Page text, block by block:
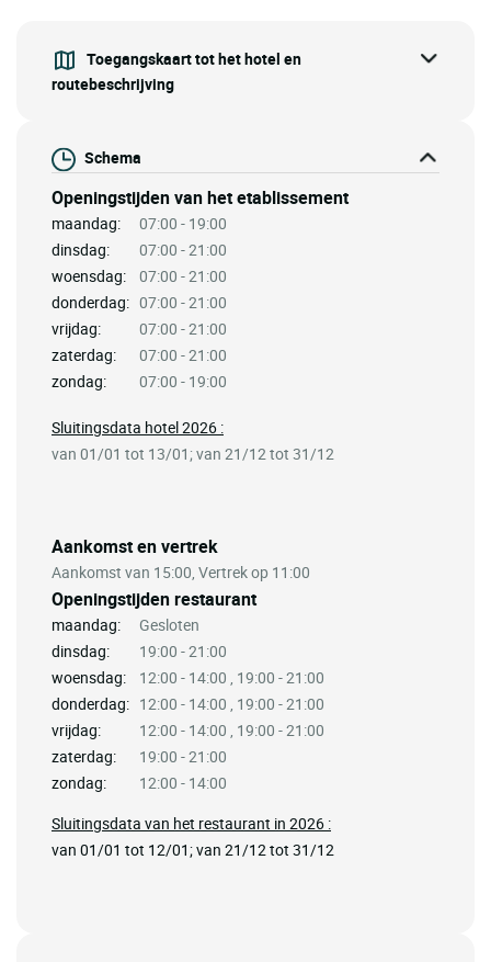
Toegangskaart tot het hotel en
routebeschrijving
Schema
Openingstijden van het etablissement
maandag:
07:00 - 19:00
dinsdag:
07:00 - 21:00
woensdag:
07:00 - 21:00
donderdag: 07:00 - 21:00
vrijdag:
07:00 - 21:00
zaterdag:
07:00 - 21:00
zondag:
07:00 - 19:00
Aankomst en vertrek
Aankomst van 15:00, Vertrek op 11:00
Openingstijden restaurant
maandag:
Gesloten
dinsdag:
19:00 - 21:00
woensdag:
12:00 - 14:00 , 19:00 - 21:00
donderdag: 12:00 - 14:00 , 19:00 - 21:00
vrijdag:
12:00 - 14:00 , 19:00 - 21:00
zaterdag:
19:00 - 21:00
zondag:
12:00 - 14:00
Sluitingsdata van het restaurant in 2026 :
van 01/01 tot 12/01; van 21/12 tot 31/12
Sluitingsdata hotel 2026 :
van 01/01 tot 13/01; van 21/12 tot 31/12